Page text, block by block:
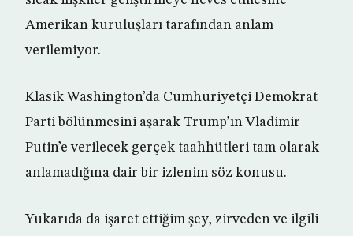
Amerikan kuruluşları tarafından anlam
verilemiyor.
Klasik Washington’da Cumhuriyetçi Demokrat
Parti bölünmesini aşarak Trump’ın Vladimir
Putin’e verilecek gerçek taahhütleri tam olarak
anlamadığına dair bir izlenim söz konusu.
Yukarıda da işaret ettiğim şey, zirveden ve ilgili